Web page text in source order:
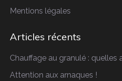
Mentions légales
Articles récents
Chauffage au granulé : quelles
Attention aux arnaques !